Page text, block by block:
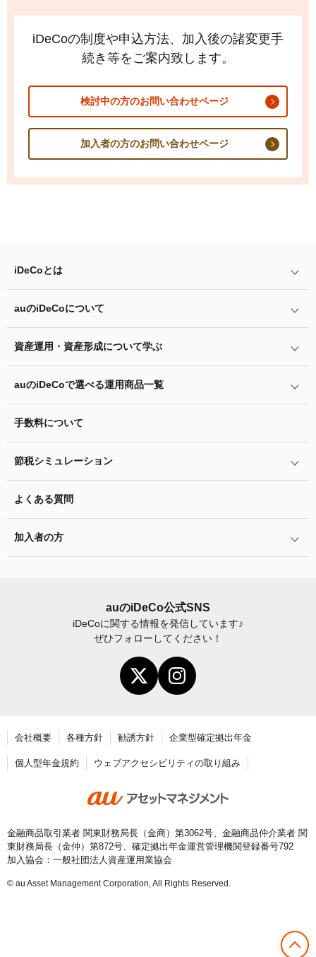
iDeCoの制度や申込方法、加入後の諸変更手
続き等をご案内致します。
検討中の方のお問い合わせページ
加入者の方のお問い合わせページ
iDeCoとは
iDeCoとは
iDeCoのメリットと留意点
掛金と拠出限度額
iDeCoの給付金について
脱退一時金について
auのiDeCoについて
auのiDeCoについて
auのiDeCoの加入方法
他社のiDeCoからの変更方法
年単位拠出(掛金の納付月と金額を指定)について
お申込書類の書き方と記入例
資産運用・資産形成について学ぶ
あなたのお金を働き者に
マネーのレシピ
用語集
auのiDeCoで選べる運用商品一覧
リスク許容度診断
運用商品を知ろう
バランス型投資信託の選び方
指定運用方法について
手数料について
節税シミュレーション
ふるさと納税シミュレーション
よくある質問
加入者の方
加入後の諸変更手続きについて
お申し込み後に届く書類について
年末調整・確定申告の書き方と記入例
老齢給付金の請求手続き
auのiDeCo公式SNS
iDeCoに関する情報を発信しています♪
ぜひフォローしてください！
会社概要 各種方針 勧誘方針 企業型確定拠出年金
個人型年金規約 ウェブアクセシビリティの取り組み
金融商品取引業者 関東財務局長（金商）第3062号、金融商品仲介業者 関
東財務局長（金仲）第872号、確定拠出年金運営管理機関登録番号792
加入協会：一般社団法人資産運用業協会
© au Asset Management Corporation, All Rights Reserved.